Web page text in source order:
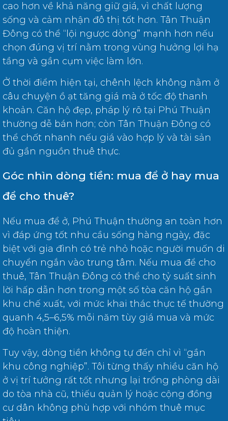
cao hơn về khả năng giữ giá, vì chất lượng
sống và cảm nhận đô thị tốt hơn. Tân Thuận
Đông có thể “lội ngược dòng” mạnh hơn nếu
chọn đúng vị trí nằm trong vùng hưởng lợi hạ
tầng và gần cụm việc làm lớn.
Ở thời điểm hiện tại, chênh lệch không nằm ở
câu chuyện ồ ạt tăng giá mà ở tốc độ thanh
khoản. Căn hộ đẹp, pháp lý rõ tại Phú Thuận
thường dễ bán hơn; còn Tân Thuận Đông có
thể chốt nhanh nếu giá vào hợp lý và tài sản
đủ gần nguồn thuê thực.
Góc nhìn dòng tiền: mua để ở hay mua
để cho thuê?
Nếu mua để ở, Phú Thuận thường an toàn hơn
vì đáp ứng tốt nhu cầu sống hàng ngày, đặc
biệt với gia đình có trẻ nhỏ hoặc người muốn di
chuyển ngắn vào trung tâm. Nếu mua để cho
thuê, Tân Thuận Đông có thể cho tỷ suất sinh
lời hấp dẫn hơn trong một số tòa căn hộ gần
khu chế xuất, với mức khai thác thực tế thường
quanh 4,5–6,5% mỗi năm tùy giá mua và mức
độ hoàn thiện.
Tuy vậy, dòng tiền không tự đến chỉ vì “gần
khu công nghiệp”. Tôi từng thấy nhiều căn hộ
ở vị trí tưởng rất tốt nhưng lại trống phòng dài
do tòa nhà cũ, thiếu quản lý hoặc cộng đồng
cư dân không phù hợp với nhóm thuê mục